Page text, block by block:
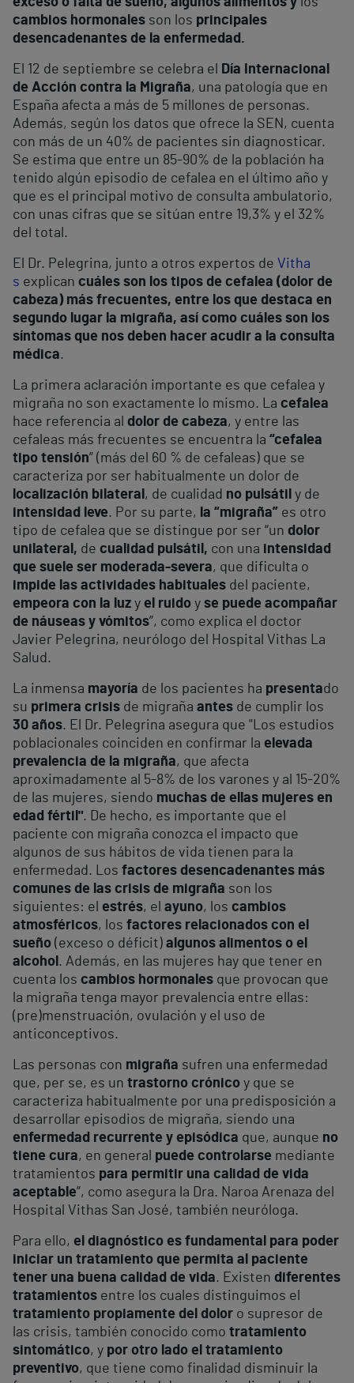
cambios hormonales son los principales
desencadenantes de la enfermedad.
El 12 de septiembre se celebra el
Día Internacional
de Acción contra la Migraña, una patología que en
España afecta a más de 5 millones de personas.
Además, según los datos que ofrece la SEN, cuenta
con más de un 40% de pacientes sin diagnosticar.
Se estima que entre un 85-90% de la población ha
tenido algún episodio de cefalea en el último año y
que es el principal motivo de consulta ambulatorio,
con unas cifras que se sitúan entre 19,3% y el 32%
del total.
El Dr. Pelegrina, junto a otros expertos de Vitha
s explican cuáles son los tipos de cefalea (dolor de
cabeza) más frecuentes, entre los que destaca en
segundo lugar la migraña, así como cuáles son los
síntomas que nos deben hacer acudir a la consulta
médica.
La primera aclaración importante es que cefalea y
migraña no son exactamente lo mismo. La cefalea
hace referencia al dolor de cabeza, y entre las
cefaleas más frecuentes se encuentra la “cefalea
tipo tensión” (más del 60 % de cefaleas) que se
caracteriza por ser habitualmente un dolor de
localización bilateral , de cualidad no pulsátil
y de
intensidad leve. Por su parte, la “migraña” es otro
tipo de cefalea que se distingue por ser “un dolor
unilateral, de cualidad pulsátil, con una
intensidad
que suele ser moderada-severa, que dificulta o
impide las actividades habituales del paciente,
empeora con la luz y el ruido y se puede acompañar
de náuseas y vómitos”, como explica el doctor
Javier Pelegrina, neurólogo del Hospital Vithas La
Salud.
La inmensa mayoría de los pacientes ha presentado
su primera crisis de migraña antes de cumplir los
30 años. El Dr. Pelegrina asegura que "Los estudios
poblacionales coinciden en confirmar la elevada
prevalencia de la migraña, que afecta
aproximadamente al 5-8% de los varones y al 15-20%
de las mujeres, siendo muchas de ellas mujeres en
edad fértil". De hecho, es importante que el
paciente con migraña conozca el impacto que
algunos de sus hábitos de vida tienen para la
enfermedad. Los factores desencadenantes más
comunes de las crisis de migraña son los
siguientes: el estrés, el ayuno, los cambios
atmosféricos, los factores relacionados con el
sueño (exceso o déficit) algunos alimentos o el
alcohol . Además, en las mujeres hay que tener en
cuenta los cambios hormonales que provocan que
la migraña tenga mayor prevalencia entre ellas:
(pre)menstruación, ovulación y el uso de
anticonceptivos.
Las personas con migraña sufren una enfermedad
que, per se, es un trastorno crónico y que se
caracteriza habitualmente por una predisposición a
desarrollar episodios de migraña, siendo una
enfermedad recurrente y episódica que, aunque no
tiene cura, en general puede controlarse mediante
tratamientos para permitir una calidad de vida
aceptable”, como asegura la Dra. Naroa Arenaza del
Hospital Vithas San José, también neuróloga.
Para ello, el diagnóstico es fundamental para poder
iniciar un tratamiento que permita al paciente
tener una buena calidad de vida. Existen diferentes
tratamientos entre los cuales distinguimos el
tratamiento propiamente del dolor o supresor de
las crisis, también conocido como tratamiento
sintomático, y por otro lado el tratamiento
preventivo, que tiene como finalidad disminuir la